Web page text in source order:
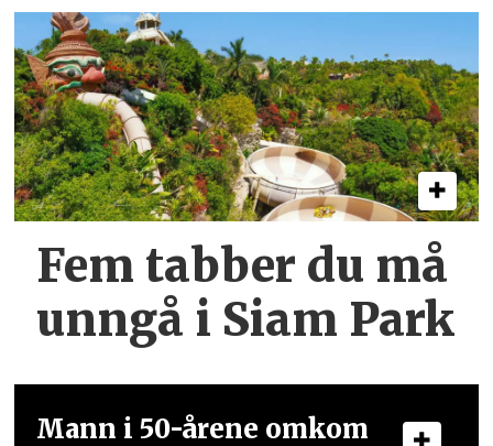
Fem tabber du må
unngå i Siam Park
Mann i 50-årene omkom